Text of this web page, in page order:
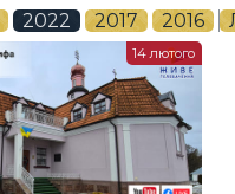
2022 2017 2016
14 лютого